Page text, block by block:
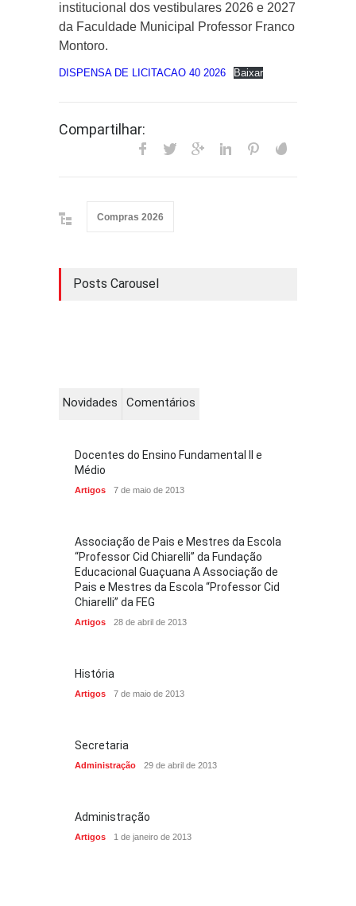
institucional dos vestibulares 2026 e 2027
da Faculdade Municipal Professor Franco
Montoro.
DISPENSA DE LICITACAO 40 2026 Baixar
Compartilhar:
Compras 2026
Posts Carousel
Novidades Comentários
Docentes do Ensino Fundamental II e
Médio
Artigos 7 de maio de 2013
Associação de Pais e Mestres da Escola
“Professor Cid Chiarelli” da Fundação
Educacional Guaçuana A Associação de
Pais e Mestres da Escola “Professor Cid
Chiarelli” da FEG
Artigos 28 de abril de 2013
História
Artigos 7 de maio de 2013
Secretaria
Administração 29 de abril de 2013
Administração
Artigos 1 de janeiro de 2013